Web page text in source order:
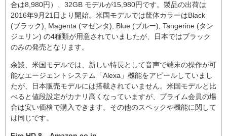
合は8,980円）、32GB モデルが15,980円です。製品の出荷は
2016年9月21日より開始。米国モデルでは筐体カラーはBlack
(ブラック), Magenta (マゼンタ), Blue (ブルー), Tangerine (タン
ジェリン) の4種類が用意されていましたが、日本ではブラック
のみの発売となります。
余談、米国モデルでは、新しい特長として音声で端末の操作が可
能なエージェントシステム「Alexa」機能をアピールしていまし
たが、日本販売モデルには搭載されていません。米国モデルと比
べると値段設定がカナリ高くなっていますが、プライム会員の場
合は安い価格で購入できます。その他のスペックや機能に関して
は同じです。